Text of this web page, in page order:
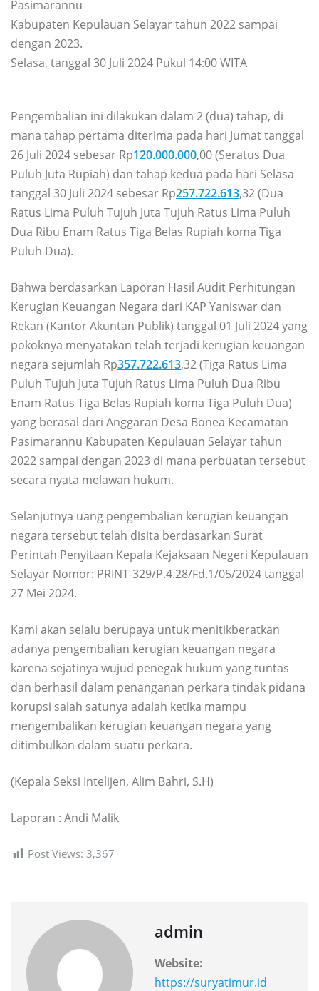
Pasimarannu
Kabupaten Kepulauan Selayar tahun 2022 sampai
dengan 2023.
Selasa, tanggal 30 Juli 2024 Pukul 14:00 WITA
Pengembalian ini dilakukan dalam 2 (dua) tahap, di
mana tahap pertama diterima pada hari Jumat tanggal
26 Juli 2024 sebesar Rp120.000.000,00 (Seratus Dua
Puluh Juta Rupiah) dan tahap kedua pada hari Selasa
tanggal 30 Juli 2024 sebesar Rp257.722.613,32 (Dua
Ratus Lima Puluh Tujuh Juta Tujuh Ratus Lima Puluh
Dua Ribu Enam Ratus Tiga Belas Rupiah koma Tiga
Puluh Dua).
Bahwa berdasarkan Laporan Hasil Audit Perhitungan
Kerugian Keuangan Negara dari KAP Yaniswar dan
Rekan (Kantor Akuntan Publik) tanggal 01 Juli 2024 yang
pokoknya menyatakan telah terjadi kerugian keuangan
negara sejumlah Rp357.722.613,32 (Tiga Ratus Lima
Puluh Tujuh Juta Tujuh Ratus Lima Puluh Dua Ribu
Enam Ratus Tiga Belas Rupiah koma Tiga Puluh Dua)
yang berasal dari Anggaran Desa Bonea Kecamatan
Pasimarannu Kabupaten Kepulauan Selayar tahun
2022 sampai dengan 2023 di mana perbuatan tersebut
secara nyata melawan hukum.
Selanjutnya uang pengembalian kerugian keuangan
negara tersebut telah disita berdasarkan Surat
Perintah Penyitaan Kepala Kejaksaan Negeri Kepulauan
Selayar Nomor: PRINT-329/P.4.28/Fd.1/05/2024 tanggal
27 Mei 2024.
Kami akan selalu berupaya untuk menitikberatkan
adanya pengembalian kerugian keuangan negara
karena sejatinya wujud penegak hukum yang tuntas
dan berhasil dalam penanganan perkara tindak pidana
korupsi salah satunya adalah ketika mampu
mengembalikan kerugian keuangan negara yang
ditimbulkan dalam suatu perkara.
(Kepala Seksi Intelijen, Alim Bahri, S.H)
Laporan : Andi Malik
Post Views: 3,367
admin
Website:
https://suryatimur.id